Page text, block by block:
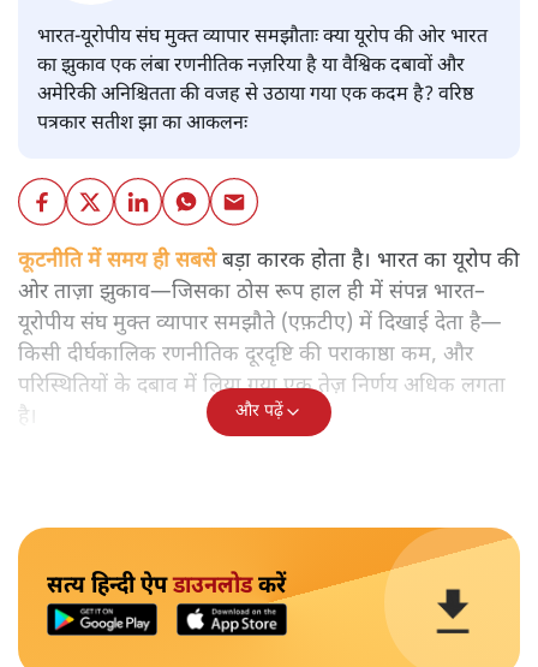
भारत-यूरोपीय संघ मुक्त व्यापार समझौताः क्या यूरोप की ओर भारत
का झुकाव एक लंबा रणनीतिक नज़रिया है या वैश्विक दबावों और
अमेरिकी अनिश्चितता की वजह से उठाया गया एक कदम है? वरिष्ठ
पत्रकार सतीश झा का आकलनः
कूटनीति में समय ही सबसेबड़ा कारक होता है। भारत का यूरोप की
ओर ताज़ा झुकाव—जिसका ठोस रूप हाल ही में संपन्न भारत–
यूरोपीय संघ मुक्त व्यापार समझौते (एफ़टीए) में दिखाई देता है—
किसी दीर्घकालिक रणनीतिक दूरदृष्टि की पराकाष्ठा कम, और
परिस्थितियों के दबाव में लिया गया एक तेज़ निर्णय अधिक लगता
है।
और पढ़ें
सत्य हिन्दी ऐपडाउनलोडकरें